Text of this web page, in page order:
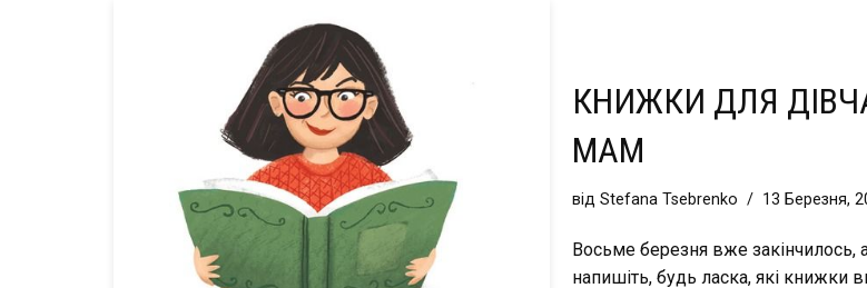
КНИЖКИ ДЛЯ
МАМ
від Stefana Tsebrenko 13 Березня,
Восьме березня вже закінчилось,
напишіть, будь ласка, які книжки